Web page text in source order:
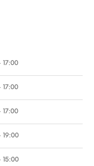
17:00
17:00
17:00
19:00
15:00